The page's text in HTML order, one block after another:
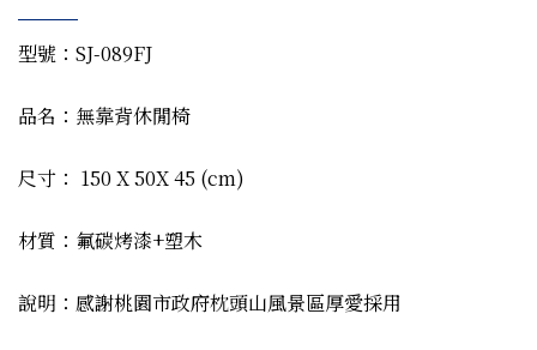
型號：SJ-089FJ
品名：無靠背休閒椅
尺寸： 150 X 50X 45 (cm)
材質：氟碳烤漆+塑木
說明：感謝桃園市政府枕頭山風景區厚愛採用